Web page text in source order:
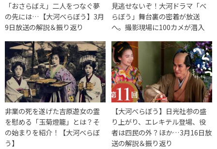
「おさらばえ」二人をつなぐ夢
の先には…【大河べらぼう】3月
9日放送の解説＆振り返り
見逃せないぞ！大河ドラマ「べ
らぼう」舞台裏の密着が放送
へ。撮影現場に100カメが潜入
非業の死を遂げた吉原遊女の霊
を慰める「玉菊燈籠」とは？そ
の始まりを紹介！【大河べらぼ
う】
【大河べらぼう】日光社参の盛
り上がり、エレキテル登場、役
者は四民の外？ほか…3月16日放
送の解説＆振り返り